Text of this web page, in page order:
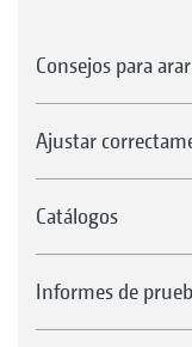
y, por lo
Consejos para
Ajustar
Catálogos
Informes de